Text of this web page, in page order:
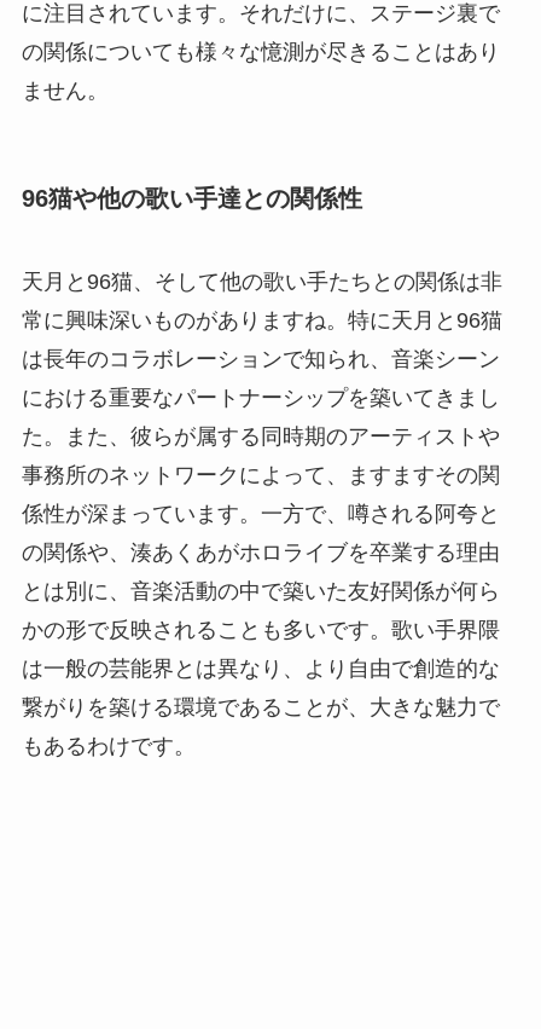
に注目されています。それだけに、ステージ裏で
の関係についても様々な憶測が尽きることはあり
ません。
96猫や他の歌い手達との関係性
天月と96猫、そして他の歌い手たちとの関係は非
常に興味深いものがありますね。特に天月と96猫
は長年のコラボレーションで知られ、音楽シーン
における重要なパートナーシップを築いてきまし
た。また、彼らが属する同時期のアーティストや
事務所のネットワークによって、ますますその関
係性が深まっています。一方で、噂される阿夸と
の関係や、湊あくあがホロライブを卒業する理由
とは別に、音楽活動の中で築いた友好関係が何ら
かの形で反映されることも多いです。歌い手界隈
は一般の芸能界とは異なり、より自由で創造的な
繋がりを築ける環境であることが、大きな魅力で
もあるわけです。